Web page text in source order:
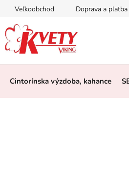
Prejsť
obsah
Veľkoobchod Doprava a platba
Cintorínska výzdoba, kahance